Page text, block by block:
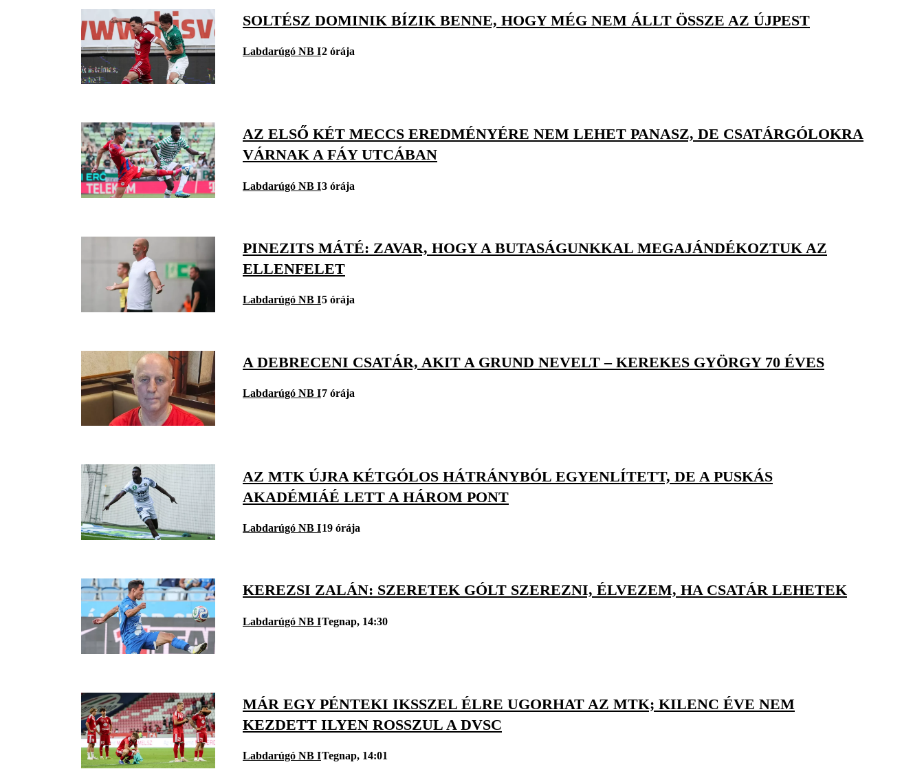
SOLTÉSZ DOMINIK BÍZIK BENNE, HOGY MÉG NEM ÁLLT ÖSSZE AZ ÚJPEST
Labdarúgó NB I2 órája
AZ ELSŐ KÉT MECCS EREDMÉNYÉRE NEM LEHET PANASZ, DE CSATÁRGÓLOKRA
VÁRNAK A FÁY UTCÁBAN
Labdarúgó NB I3 órája
PINEZITS MÁTÉ: ZAVAR, HOGY A BUTASÁGUNKKAL MEGAJÁNDÉKOZTUK AZ
ELLENFELET
Labdarúgó NB I5 órája
A DEBRECENI CSATÁR, AKIT A GRUND NEVELT – KEREKES GYÖRGY 70 ÉVES
Labdarúgó NB I7 órája
AZ MTK ÚJRA KÉTGÓLOS HÁTRÁNYBÓL EGYENLÍTETT, DE A PUSKÁS
AKADÉMIÁÉ LETT A HÁROM PONT
Labdarúgó NB I19 órája
KEREZSI ZALÁN: SZERETEK GÓLT SZEREZNI, ÉLVEZEM, HA CSATÁR LEHETEK
Labdarúgó NB ITegnap, 14:30
MÁR EGY PÉNTEKI IKSSZEL ÉLRE UGORHAT AZ MTK; KILENC ÉVE NEM
KEZDETT ILYEN ROSSZUL A DVSC
Labdarúgó NB ITegnap, 14:01